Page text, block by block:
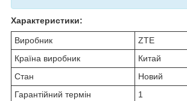
Характеристики:
Виробник
ZTE
Країна виробник
Китай
Стан
Новий
Гарантійний термін
1